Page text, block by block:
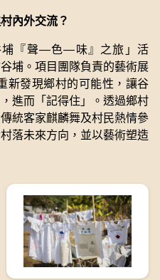
內外交流？
埔『聲—色—味』之旅」活
埔。項目團隊負責的藝術展
新發現鄉村的可能性，讓谷
進而「記得住」。透過鄉村
統客家麒麟舞及村民熱情參
落未來方向，並以藝術塑造